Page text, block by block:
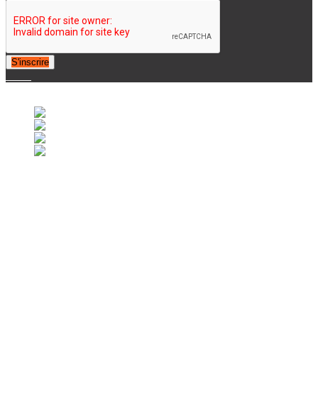
S'inscrire